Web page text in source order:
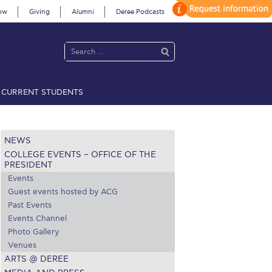
Giving Alumni Deree Podcasts
CURRENT STUDENTS
Fall Campaign 2022
[EN]Full Calendar
on Campus Livestream
Policy
Greetings!Season’s Greetings!
NEWS
COLLEGE EVENTS – OFFICE OF THE
PRESIDENT
Events
Guest events hosted by ACG
Past Events
Events Channel
Photo Gallery
Venues
ARTS @ DEREE